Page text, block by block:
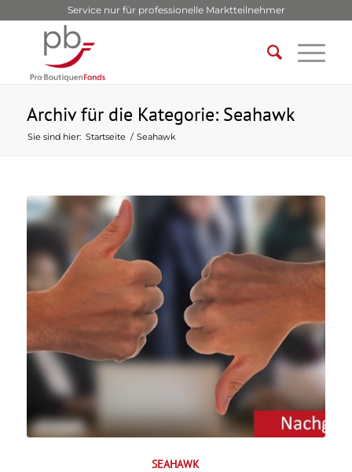
Service nur für professionelle Marktteilnehmer
Archiv für die Kategorie: Seahawk
Sie sind hier: Startseite / Seahawk
SEAHAWK